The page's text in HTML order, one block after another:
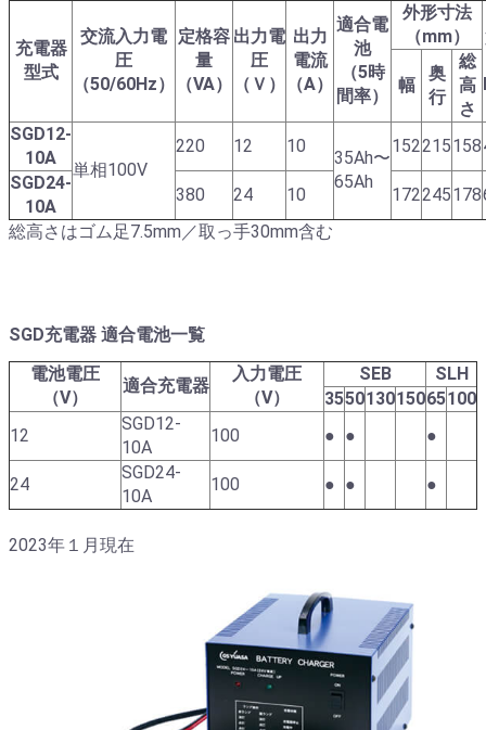
充電器
型式
交流入力電
圧
（50/60Hz）
定格容
量
（VA）
出力電
圧
（Ｖ）
出力
電流
（A）
適合電
池
（5時
間率）
外形寸法
（mm）
幅
奥
行
総
高
さ
SGD12-
10A
単相100V
220 12 10
35Ah〜
65Ah
152215158
SGD24-
10A
380 24 10 172245178
総高さはゴム足7.5mm／取っ手30mm含む
SGD充電器 適合電池一覧
電池電圧
（V）
適合充電器
入力電圧
（V）
SEB
SLH
355013015065100
12
SGD12-
10A
100 ● ● ●
24
SGD24-
10A
100 ● ● ●
2023年１月現在